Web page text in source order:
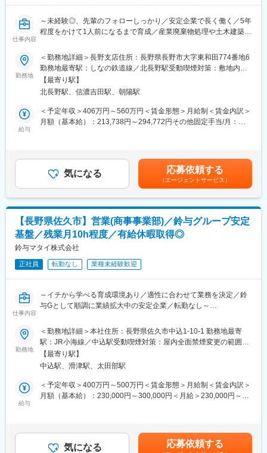
◇母体である長野日産自動車で販売された新車の架装や板金を行
っている当社。そのため、安定した経営基盤があり、福利厚生も
長野日産自動車に準ずるため、充実しています。
◇車がある限り板金や架装はがなくなることがないため、安定し
◇土日休み、福利厚生充実、残業も少なめ、遠方への転勤なし、
と長く働きやすい環境が整っています。
仕事内容
～未経験◎、先輩のフォローしっかり／安定企業で長く働く／5年
程度をかけて1人前になるまで育成／産業廃棄物処理や土木建築で
KATSUYAMAグループ／育休取得実績あり、復帰率100％～
■業務内容：
◇土木・建築業務一切・解体工事の施工管理担当します。
◇工事が完了した時は大きな達成感を感じられます。
◇具体的には、工事に関する見積書・安全書類・図面・施工計画
作成、顧客対応をお任せします。
■組織構成：
◇本社20名在籍（施工管理者1名、現場作業者14名、事務員5名）
◇長野支店5名在籍：施工管理者3名（50代2名、40代1名）、事務
■一日の流れ：
出社後、書類作成、顧客訪問などを行い、現場がある場合、現場
の施工管理を行います。
■教育体制
業務は40代の男性が丁寧にOJTにて指導いたします。未経験の方
は5年程度の長期で1人前になるように育成します。キャリアアッ
プシステムに登録し、キャリアアップを図ります。
【安定企業で長く働く】
当社はKATSUYAMAグループに属する企業で、産業廃棄物処理業
や土木工事業等を中核事業として展開しており、業績は良好で安
定しています。
成され、長野県北部を中心に運送・建設・廃棄物処理・ゴルフ場
の運営・タクシー、バス事業等、幅広い事業展開を行うグループ
勤務地
＜勤務地詳細＞長野支店住所：長野県長野市大字東和田774番地6
勤務地最寄駅：しなの鉄道線／北長野駅受動喫煙対策：敷地内全
面禁煙変更の範囲：会社の定める事業所
【最寄り駅】
北長野駅、信濃吉田駅、朝陽駅
給与
＜予定年収＞406万円～560万円＜賃金形態＞月給制＜賃金内訳＞
月額（基本給）：213,738円～294,772円その他固定手当/月：
無＞有＜残業手当＞有＜給与補足＞■昇給：あり※不定期■賞与：
年2回（約2ヶ月／年）※賞与は採用から1年間勤務後の支給となり
ます。■休日労働手当32時間分が年収に含まれております。 原
則振替休日対応としております。■超過した時間外労働手当は残業
手当を追加支給します。賃金はあくまでも目安の金額であり、選
考を通じて上下する可能性があります。月給(月額)は固定手当を含
めた表記です。
気になる 応募依頼する
（エージェントサービス）
【長野県佐久市】営業(商事事業部)／鈴与グループ安定
基盤／残業月10h程度／有給休暇取得◎
鈴与マタイ株式会社
正社員 転勤なし 業種未経験歓迎
仕事内容
～イチから学べる育成環境あり／適性に合わせて業務を決定／鈴
与Gとして順調に業績拡大中の安定企業／転勤なし～
■採用背景：
全社としての事業拡大に伴い、今後の当社を担っていただける方
を募集いたします。
■業務内容：
環境エネルギー事業、商事事業、包装資材事業を展開する当社に
て、商事事業部に所属していただき、営業活動をお任せします。
金属製品、凍結防止剤、フレキシブルコンテナ、その他の産業
用・農業用資材の販売を担当。今回はフレキシブルコンテナバッ
勤務地
＜勤務地詳細＞本社住所：長野県佐久市中込1-10-1 勤務地最寄
駅：JR小海線／中込駅受動喫煙対策：屋内全面禁煙変更の範囲：
会社の定める事業所
【最寄り駅】
中込駅、滑津駅、太田部駅
給与
＜予定年収＞400万円～500万円＜賃金形態＞月給制＜賃金内訳＞
月額（基本給）：230,000円～300,000円＜月給＞230,000円～
も目安の金額であり、選考を通じて上下する可能性があります。
月給(月額)は固定手当を含めた表記です。
気になる 応募依頼する